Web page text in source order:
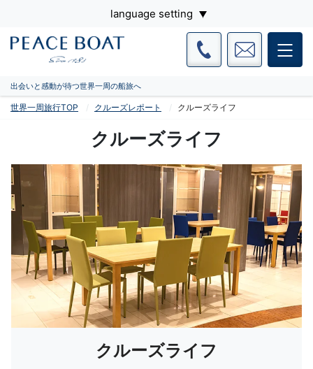
language setting
出会いと感動が待つ世界一周の船旅へ
世界一周旅行TOP クルーズレポート クルーズライフ
クルーズライフ
クルーズライフ